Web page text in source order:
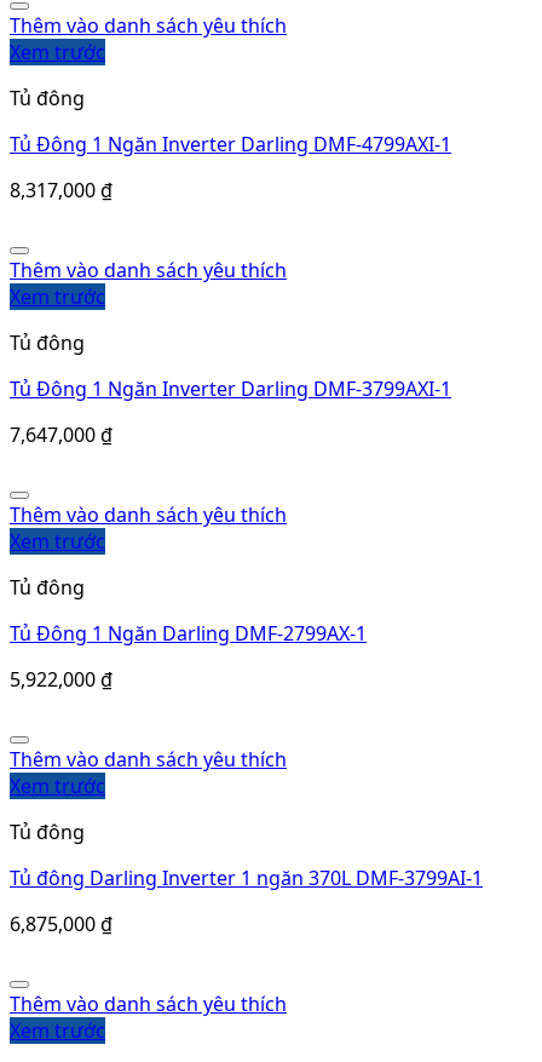
Thêm vào danh sách yêu thích
Xem trước
Tủ đông
Tủ Đông 1 Ngăn Inverter Darling DMF-4799AXI-1
8,317,000₫
Thêm vào danh sách yêu thích
Xem trước
Tủ đông
Tủ Đông 1 Ngăn Inverter Darling DMF-3799AXI-1
7,647,000₫
Thêm vào danh sách yêu thích
Xem trước
Tủ đông
Tủ Đông 1 Ngăn Darling DMF-2799AX-1
5,922,000₫
Thêm vào danh sách yêu thích
Xem trước
Tủ đông
Tủ đông Darling Inverter 1 ngăn 370L DMF-3799AI-1
6,875,000₫
Thêm vào danh sách yêu thích
Xem trước